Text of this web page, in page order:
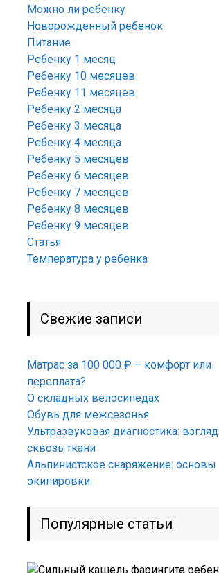
Можно ли ребенку
Новорожденный ребенок
Питание
Ребенку 1 месяц
Ребенку 10 месяцев
Ребенку 11 месяцев
Ребенку 2 месяца
Ребенку 3 месяца
Ребенку 4 месяца
Ребенку 5 месяцев
Ребенку 6 месяцев
Ребенку 7 месяцев
Ребенку 8 месяцев
Ребенку 9 месяцев
Статья
Температура у ребенка
Свежие записи
Матрас за 100 000 ₽ – комфорт или
переплата?
О складных велосипедах
Обувь для межсезонья
Ультразвуковая диагностика: взгляд
сквозь ткани
Альпинистское снаряжение: основы
экипировки
Популярные статьи